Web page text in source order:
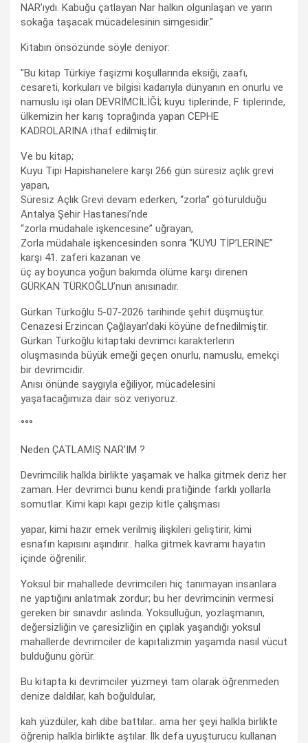
NAR’ıydı. Kabuğu çatlayan Nar halkın olgunlaşan ve yarın
sokağa taşacak mücadelesinin simgesidir."
Kitabın önsözünde söyle deniyor:
"Bu kitap Türkiye faşizmi koşullarında eksiği, zaafı,
cesareti, korkuları ve bilgisi kadarıyla dünyanın en onurlu ve
namuslu işi olan DEVRİMCİLİĞİ; kuyu tiplerinde, F tiplerinde,
ülkemizin her karış toprağında yapan CEPHE
KADROLARINA ithaf edilmiştir.
Ve bu kitap;
Kuyu Tipi Hapishanelere karşı 266 gün süresiz açlık grevi
yapan,
Süresiz Açlık Grevi devam ederken, “zorla” götürüldüğü
Antalya Şehir Hastanesi’nde
“zorla müdahale işkencesine” uğrayan,
Zorla müdahale işkencesinden sonra “KUYU TİP’LERİNE”
karşı 41. zaferi kazanan ve
üç ay boyunca yoğun bakımda ölüme karşı direnen
GÜRKAN TÜRKOĞLU’nun anısınadır.
Gürkan Türkoğlu 5-07-2026 tarihinde şehit düşmüştür.
Cenazesi Erzincan Çağlayan’daki köyüne defnedilmiştir.
Gürkan Türkoğlu kitaptaki devrimci karakterlerin
oluşmasında büyük emeği geçen onurlu, namuslu, emekçi
bir devrimcidir.
Anısı önünde saygıyla eğiliyor, mücadelesini
yaşatacağımıza dair söz veriyoruz.
°°°
Neden ÇATLAMIŞ NAR’IM ?
Devrimcilik halkla birlikte yaşamak ve halka gitmek deriz her
zaman. Her devrimci bunu kendi pratiğinde farklı yollarla
somutlar. Kimi kapı kapı gezip kitle çalışması
yapar, kimi hazır emek verilmiş ilişkileri geliştirir, kimi
esnafın kapısını aşındırır.. halka gitmek kavramı hayatın
içinde öğrenilir.
Yoksul bir mahallede devrimcileri hiç tanımayan insanlara
ne yaptığını anlatmak zordur; bu her devrimcinin vermesi
gereken bir sınavdır aslında. Yoksulluğun, yozlaşmanın,
değersizliğin ve çaresizliğin en çıplak yaşandığı yoksul
mahallerde devrimciler de kapitalizmin yaşamda nasıl vücut
bulduğunu görür.
Bu kitapta ki devrimciler yüzmeyi tam olarak öğrenmeden
denize daldılar, kah boğuldular,
kah yüzdüler, kah dibe battılar.. ama her şeyi halkla birlikte
öğrenip halkla birlikte aştılar. İlk defa uyuşturucu kullanan